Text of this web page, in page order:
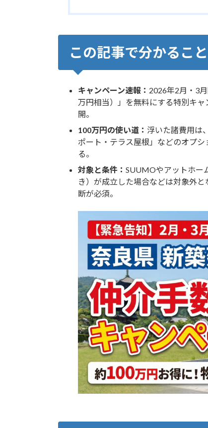
この記事で分かること
キャンペーン速報： 2026年2月・3
万円相当）」を無料にする特別キ
開。
100万円の使い道： 浮いた諸費用は
ポート・テラス屋根」などのオプ
る。
対象と条件： SUUMOやアットホー
き）が成立した場合などは対象外
断が必須。